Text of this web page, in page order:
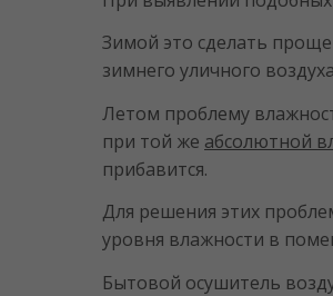
Зимой это сделать
зимнего уличного
Летом проблему
при той же абсолютной
прибавится.
Для решения этих
уровня влажности в
Бытовой осушитель